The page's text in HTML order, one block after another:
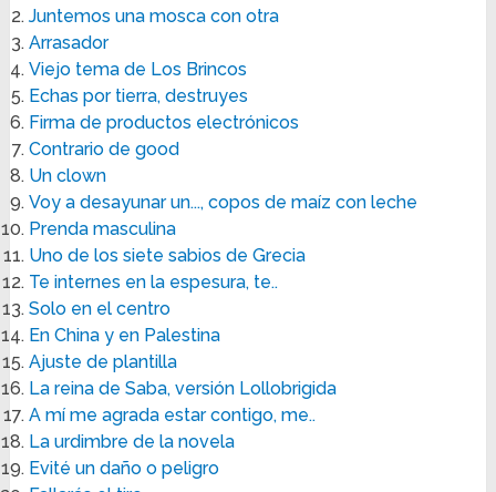
Juntemos una mosca con otra
Arrasador
Viejo tema de Los Brincos
Echas por tierra, destruyes
Firma de productos electrónicos
Contrario de good
Un clown
Voy a desayunar un..., copos de maíz con leche
Prenda masculina
Uno de los siete sabios de Grecia
Te internes en la espesura, te..
Solo en el centro
En China y en Palestina
Ajuste de plantilla
La reina de Saba, versión Lollobrigida
A mí me agrada estar contigo, me..
La urdimbre de la novela
Evité un daño o peligro